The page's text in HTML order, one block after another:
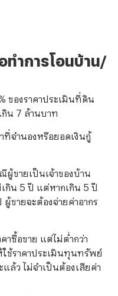
ทำการโอนบ้าน /
ของราคาประเมินที่ดิน
กิน 7 ล้านบาท
ที่จำนองหรือยอดเงินกู้
ผู้ขายเป็นเจ้าของบ้าน
เกิน 5 ปี แต่หากเกิน 5 ปี
ขายจะต้องจ่ายค่าอากร
คาซื้อขาย แต่ไม่ต่ำกว่า
ใช้ราคาประเมินทุนทรัพย์
ล้ว ไม่จำเป็นต้องเสียค่า